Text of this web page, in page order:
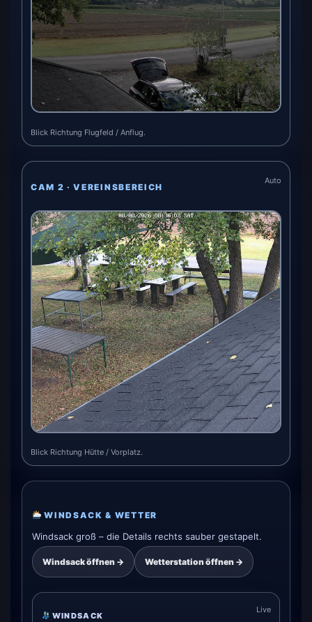
Blick Richtung Flugfeld / Anflug.
CAM 2 · VEREINSBEREICH
Auto
Blick Richtung Hütte / Vorplatz.
WINDSACK & WETTER
Windsack groß – die Details rechts sauber gestapelt.
Windsack öffnen → Wetterstation öffnen →
WINDSACK
Live